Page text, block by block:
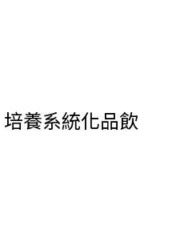
養系統化品飲